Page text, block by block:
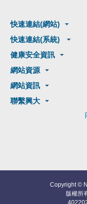
快速連結(網站)
快速連結(系統)
健康安全資訊
網站資源
網站資訊
聯繫興大
Copyright ©
版權所